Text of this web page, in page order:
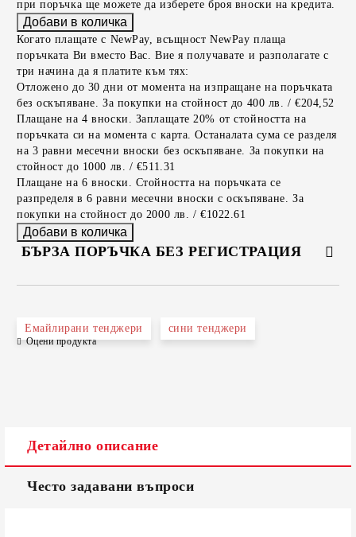
при поръчка ще можете да изберете броя вноски на кредита.
Когато плащате с NewPay, всъщност NewPay плаща
поръчката Ви вместо Вас. Вие я получавате и разполагате с
три начина да я платите към тях:
Отложено до 30 дни от момента на изпращане на поръчката
без оскъпяване. За покупки на стойност до 400 лв. / €204,52
Плащане на 4 вноски. Заплащате 20% от стойността на
поръчката си на момента с карта. Останалата сума се разделя
на 3 равни месечни вноски без оскъпяване. За покупки на
стойност до 1000 лв. / €511.31
Плащане на 6 вноски. Стойността на поръчката се
разпределя в 6 равни месечни вноски с оскъпяване. За
покупки на стойност до 2000 лв. / €1022.61
БЪРЗА ПОРЪЧКА БЕЗ РЕГИСТРАЦИЯ
Емайлирани тенджери сини тенджери
Оцени продукта
Детайлно описание
Често задавани въпроси